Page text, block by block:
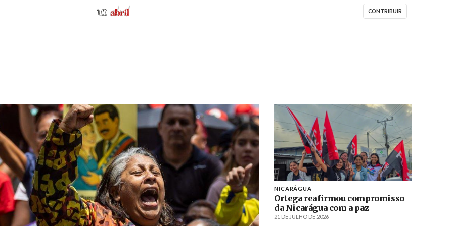
AbrilAbril CONTRIBUIR
NICARÁGUA
Ortega reafirmou compromisso
da Nicarágua com a paz
21 DE JULHO DE 2026